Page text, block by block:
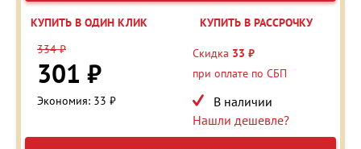
КУПИТЬ В ОДИН КЛИК
КУПИТЬ В РАССРОЧКУ
334 ₽
301 ₽
Экономия: 33 ₽
Скидка 33 ₽
при оплате по СБП
В наличии
Нашли дешевле?